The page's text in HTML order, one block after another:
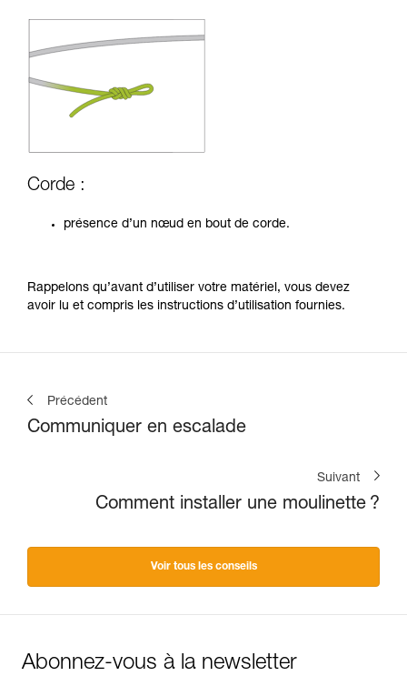
Corde :
présence d’un nœud en bout de corde.
Rappelons qu’avant d’utiliser votre matériel, vous devez
avoir lu et compris les instructions d’utilisation fournies.
Précédent
Communiquer en escalade
Suivant
Comment installer une moulinette ?
Voir tous les conseils
Abonnez-vous à la newsletter